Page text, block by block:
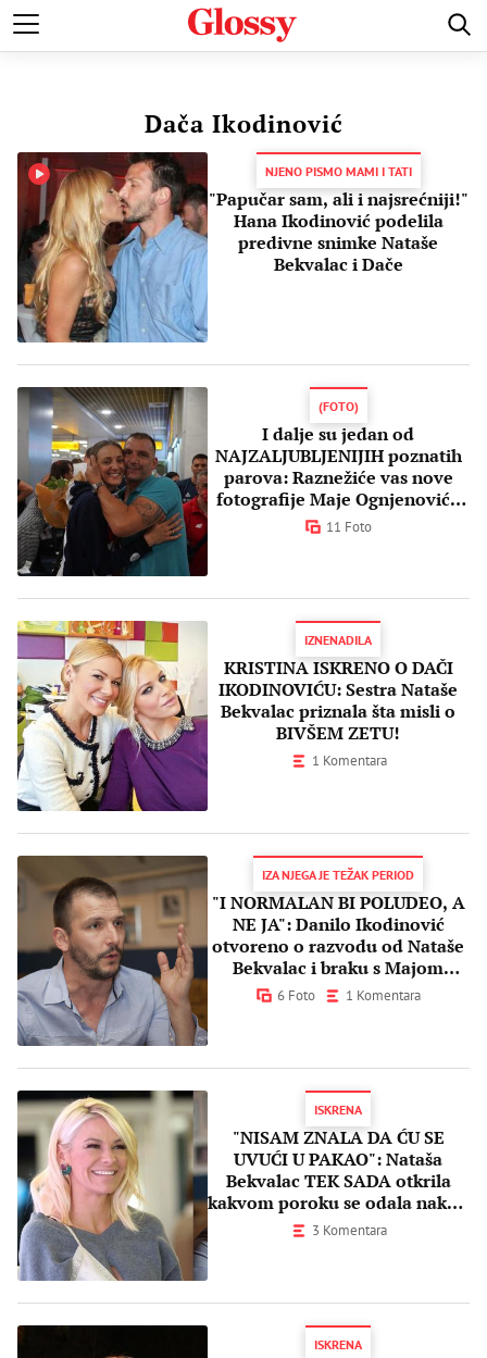
POZNATI MODA I LEPOTA ZDRAVI I SREĆNI LJUBAV
Dača Ikodinović
NJENO PISMO MAMI I TATI
"Papučar sam, ali i najsrećniji!"
Hana Ikodinović podelila
predivne snimke Nataše
Bekvalac i Dače
(FOTO)
I dalje su jedan od
NAJZALJUBLJENIJIH poznatih
parova: Raznežiće vas nove
fotografije Maje Ognjenović i
Dače Ikodinovića
11 Foto
IZNENADILA
KRISTINA ISKRENO O DAČI
IKODINOVIĆU: Sestra Nataše
Bekvalac priznala šta misli o
BIVŠEM ZETU!
1 Komentara
IZA NJEGA JE TEŽAK PERIOD
"I NORMALAN BI POLUDEO, A
NE JA": Danilo Ikodinović
otvoreno o razvodu od Nataše
Bekvalac i braku s Majom
Ognjenović
6 Foto 1 Komentara
ISKRENA
"NISAM ZNALA DA ĆU SE
UVUĆI U PAKAO": Nataša
Bekvalac TEK SADA otkrila
kakvom poroku se odala nakon
Dačine nesreće
3 Komentara
ISKRENA